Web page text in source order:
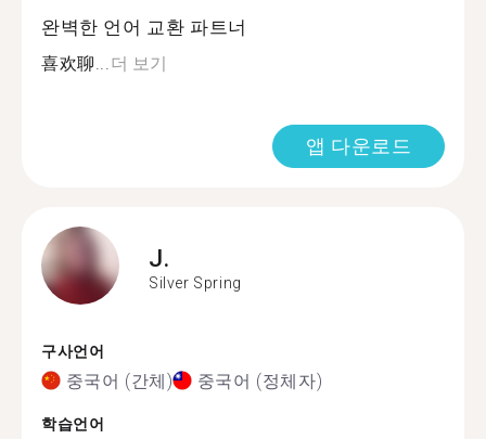
완벽한 언어 교환 파트너
喜欢聊...더 보기
앱 다운로드
J.
Silver Spring
구사언어
중국어 (간체) 중국어 (정체자)
학습언어